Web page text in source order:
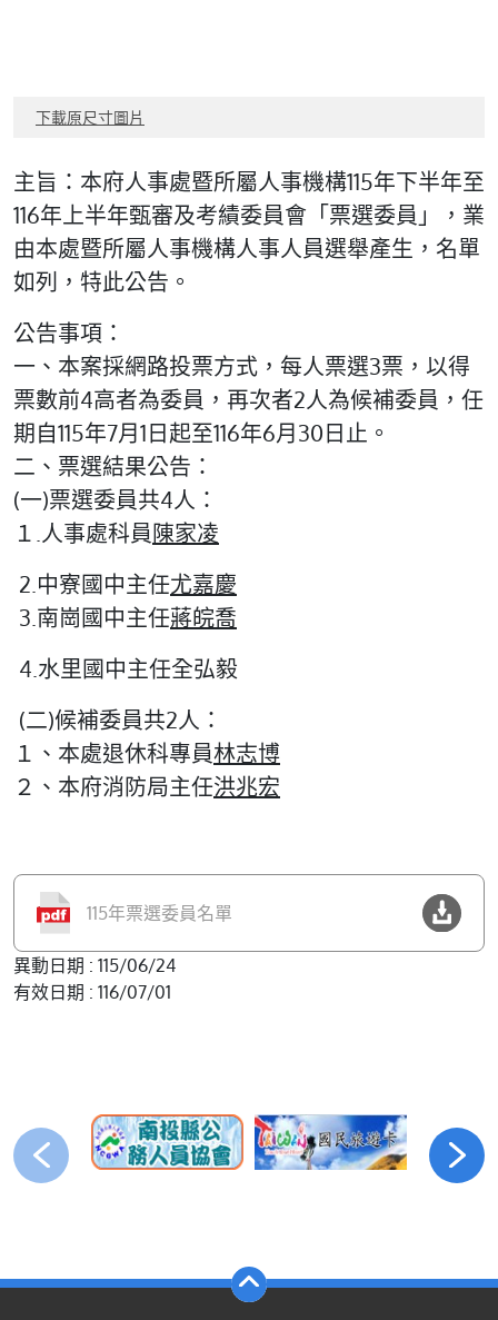
下載原尺寸圖片
主旨：本府人事處暨所屬人事機構115年下半年至
116年上半年甄審及考績委員會「票選委員」，業
由本處暨所屬人事機構人事人員選舉產生，名單
如列，特此公告。
公告事項：
一、本案採網路投票方式，每人票選3票，以得
票數前4高者為委員，再次者2人為候補委員，任
期自115年7月1日起至116年6月30日止。
二、票選結果公告：
(一)票選委員共4人：
１.人事處科員陳家凌
2.中寮國中主任尤嘉慶
3.南崗國中主任蔣皖喬
4.水里國中主任全弘毅
(二)候補委員共2人：
１、本處退休科專員林志博
２、本府消防局主任洪兆宏
115年票選委員名單
異動日期 : 115/06/24
有效日期 : 116/07/01